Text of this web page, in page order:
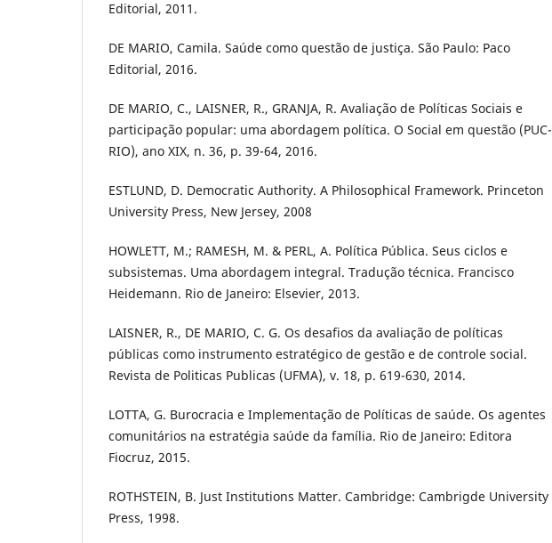
Editorial, 2011.
DE MARIO, Camila. Saúde como questão de justiça. São Paulo: Paco
Editorial, 2016.
DE MARIO, C., LAISNER, R., GRANJA, R. Avaliação de Políticas Sociais e
participação popular: uma abordagem política. O Social em questão (PUC-
RIO), ano XIX, n. 36, p. 39-64, 2016.
ESTLUND, D. Democratic Authority. A Philosophical Framework. Princeton
University Press, New Jersey, 2008
HOWLETT, M.; RAMESH, M. & PERL, A. Política Pública. Seus ciclos e
subsistemas. Uma abordagem integral. Tradução técnica. Francisco
Heidemann. Rio de Janeiro: Elsevier, 2013.
LAISNER, R., DE MARIO, C. G. Os desafios da avaliação de políticas
públicas como instrumento estratégico de gestão e de controle social.
Revista de Politicas Publicas (UFMA), v. 18, p. 619-630, 2014.
LOTTA, G. Burocracia e Implementação de Políticas de saúde. Os agentes
comunitários na estratégia saúde da família. Rio de Janeiro: Editora
Fiocruz, 2015.
ROTHSTEIN, B. Just Institutions Matter. Cambridge: Cambrigde University
Press, 1998.